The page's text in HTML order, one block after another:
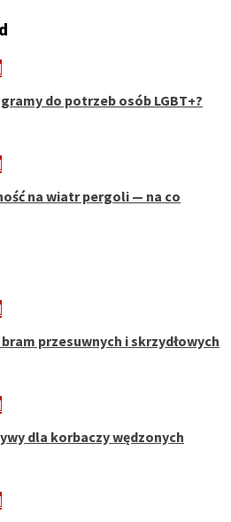
do potrzeb osób LGBT+?
na wiatr pergoli — na co
przesuwnych i skrzydłowych
dla korbaczy wędzonych